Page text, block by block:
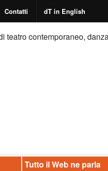
Contatti dT in English
teatro contemporaneo,
Tutto il Web ne parla